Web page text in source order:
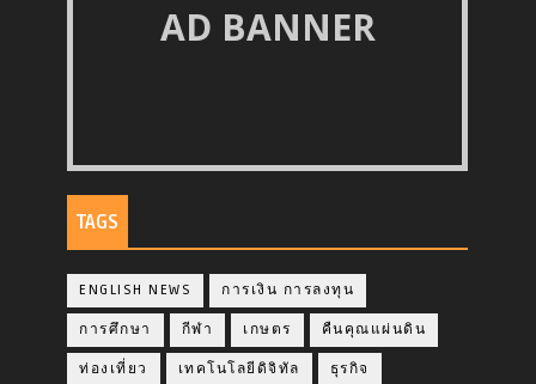
AD BANNER
TAGS
ENGLISH NEWS การเงิน การลงทุน
การศึกษา กีฬา เกษตร คืนคุณแผ่นดิน
ท่องเที่ยว เทคโนโลยีดิจิทัล ธุรกิจ